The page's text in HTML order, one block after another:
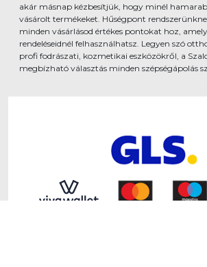
akár másnap kézbesítjük, hogy minél
vásárolt termékeket. Hűségpont
minden vásárlásod értékes pontokat hoz,
rendeléseidnél felhasználhatsz. Legyen szó
profi fodrászati, kozmetikai eszközökről, a
megbízható választás minden szépségápolás